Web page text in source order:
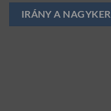
IRÁNY A NAGYKER